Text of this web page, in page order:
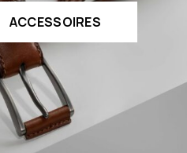
ACCESSOIRES